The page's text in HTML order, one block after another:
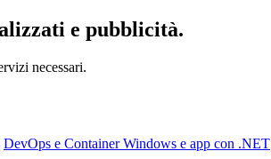
e pubblicità.
necessari.
DevOps e ContainerWindows e app con .NET